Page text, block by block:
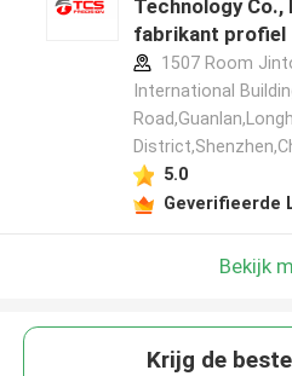
Technology Co.,
fabrikant profiel
1507 Room
International
5.0
Geverifieerde
Bekijk
Krijg de